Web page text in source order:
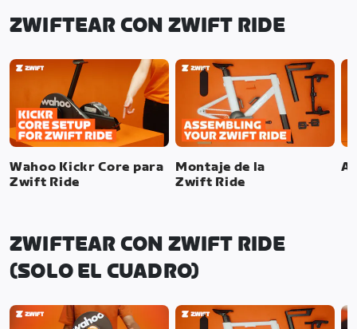
ZWIFTEAR CON ZWIFT RIDE
Wahoo Kickr Core para
Zwift Ride
Montaje de la
Zwift Ride
ZWIFTEAR CON ZWIFT RIDE
(SOLO EL CUADRO)